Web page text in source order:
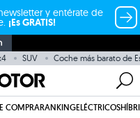
y entérate de
¡Es GRATIS!
SUV Coche más barato de
COMPRARANKINGELÉCTRICOS